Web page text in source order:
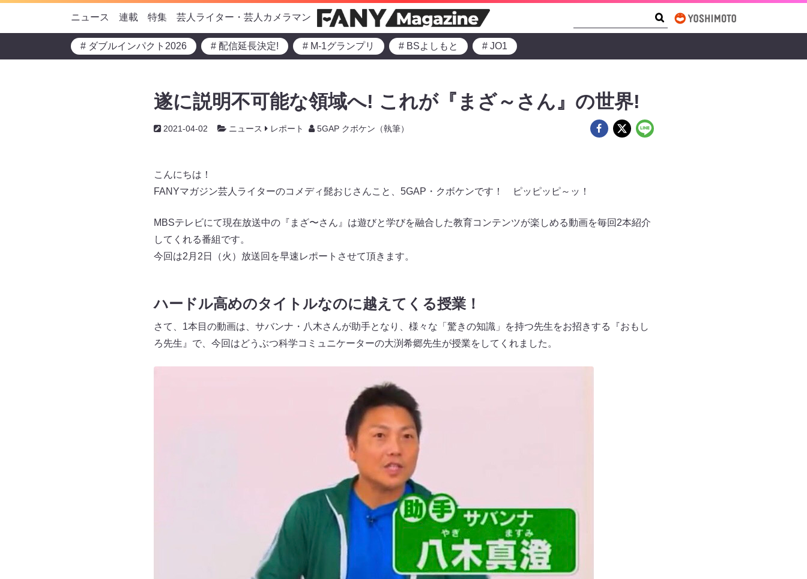
ニュース 連載 特集 芸人ライター・芸人カメラマン
# ダブルインパクト2026 # 配信延長決定! # M-1グランプリ # BSよしもと # JO1
遂に説明不可能な領域へ! これが『まざ～さん』の世界!
2021-04-02 ニュース レポート 5GAP クボケン（執筆）
こんにちは！
FANYマガジン芸人ライターのコメディ髭おじさんこと、5GAP・クボケンです！ ピッピッピ～ッ！
MBSテレビにて現在放送中の『まざ〜さん』は遊びと学びを融合した教育コンテンツが楽しめる動画を毎回2本紹介
してくれる番組です。
今回は2月2日（火）放送回を早速レポートさせて頂きます。
ハードル高めのタイトルなのに越えてくる授業！
さて、1本目の動画は、サバンナ・八木さんが助手となり、様々な「驚きの知識」を持つ先生をお招きする『おもし
ろ先生』で、今回はどうぶつ科学コミュニケーターの大渕希郷先生が授業をしてくれました。